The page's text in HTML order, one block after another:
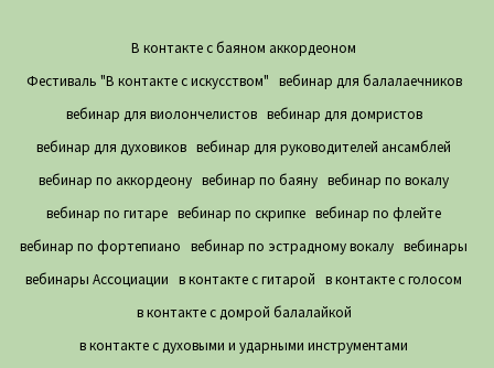
В контакте с баяном аккордеоном
Фестиваль "В контакте с искусством" вебинар для балалаечников
вебинар для виолончелистов вебинар для домристов
вебинар для духовиков вебинар для руководителей ансамблей
вебинар по аккордеону вебинар по баяну вебинар по вокалу
вебинар по гитаре вебинар по скрипке вебинар по флейте
вебинар по фортепиано
вебинар по эстрадному вокалу вебинары
вебинары Ассоциации
в контакте с гитарой
в контакте с голосом
в контакте с домрой балалайкой
в контакте с духовыми и ударными инструментами